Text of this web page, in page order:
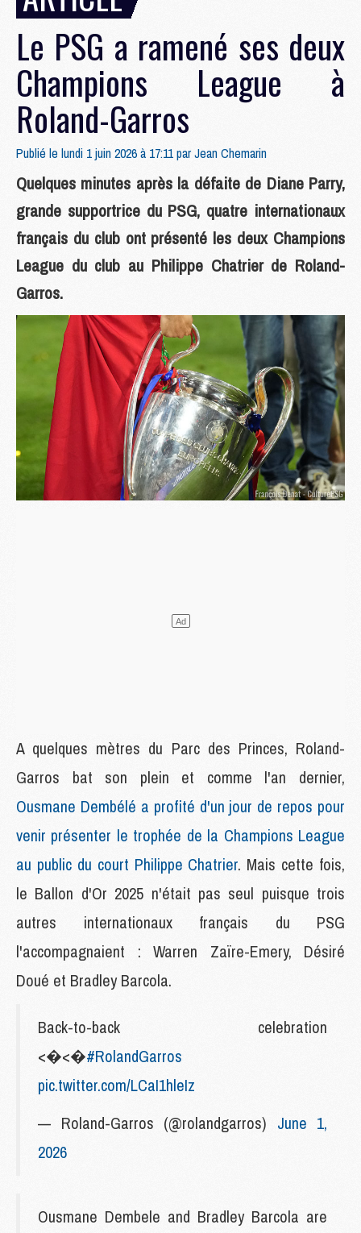
Le PSG a ramené ses deux
Champions League à
Roland-Garros
Publié le lundi 1 juin 2026 à 17:11 parJean Chemarin
Quelques minutes après la défaite de Diane Parry,
grande supportrice du PSG, quatre internationaux
français du club ont présenté les deux Champions
League du club au Philippe Chatrier de Roland-
Garros.
A quelques mètres du Parc des Princes, Roland-
Garros bat son plein et comme l'an dernier,
Ousmane Dembélé a profité d'un jour de repos pour
venir présenter le trophée de la Champions League
au public du court Philippe Chatrier. Mais cette fois,
le Ballon d'Or 2025 n'était pas seul puisque trois
autres internationaux français du PSG
l'accompagnaient : Warren Zaïre-Emery, Désiré
Doué et Bradley Barcola.
Back-to-back celebration
<�<�#RolandGarros
pic.twitter.com/LCaI1hleIz
— Roland-Garros (@rolandgarros) June 1,
2026
Ousmane Dembele and Bradley Barcola are